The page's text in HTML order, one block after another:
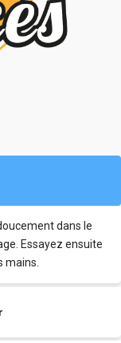
dans le
Essayez ensuite
mains.